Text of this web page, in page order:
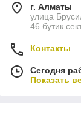
г. Алматы
улица
46 бутик
Контакты
Сегодня
Показать